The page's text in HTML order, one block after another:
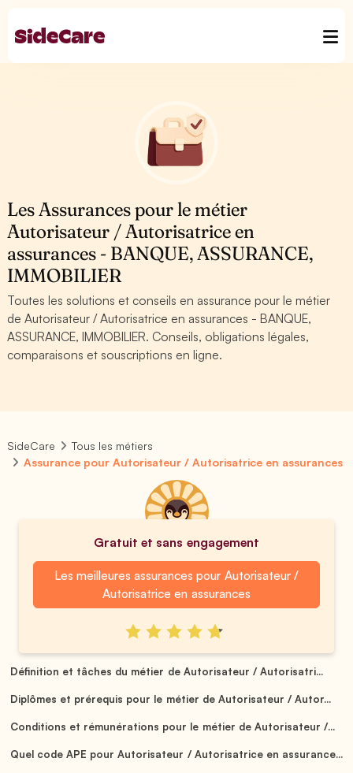
Les Assurances pour le métier
Autorisateur / Autorisatrice en
assurances - BANQUE, ASSURANCE,
IMMOBILIER
Toutes les solutions et conseils en assurance pour le métier
de Autorisateur / Autorisatrice en assurances - BANQUE,
ASSURANCE, IMMOBILIER. Conseils, obligations légales,
comparaisons et souscriptions en ligne.
SideCare
Tous les métiers
Assurance pour Autorisateur / Autorisatrice en assurances
Gratuit et sans engagement
Les meilleures assurances pour Autorisateur /
Autorisatrice en assurances
Définition et tâches du métier de Autorisateur / Autorisatri...
Diplômes et prérequis pour le métier de Autorisateur / Autor...
Conditions et rémunérations pour le métier de Autorisateur /...
Quel code APE pour Autorisateur / Autorisatrice en assurance...